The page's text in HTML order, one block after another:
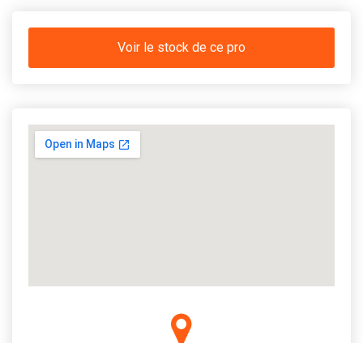
Voir le stock de ce pro